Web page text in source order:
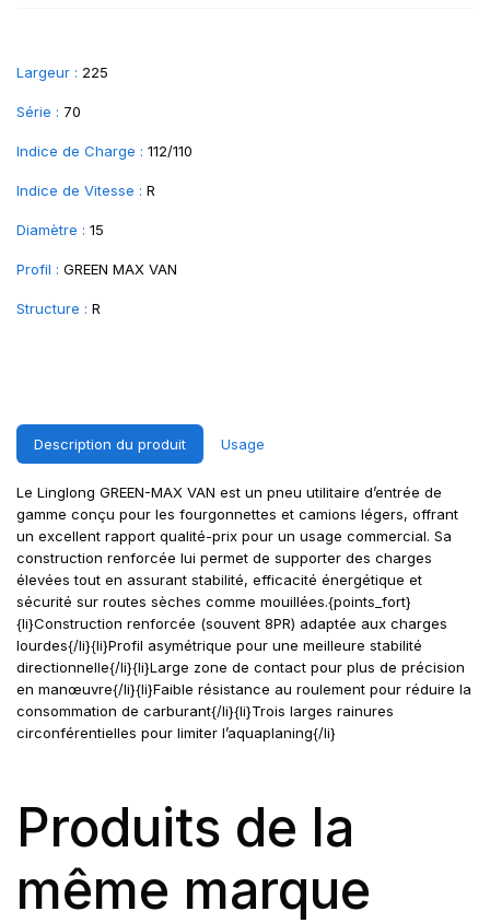
Largeur : 225
Série : 70
Indice de Charge : 112/110
Indice de Vitesse : R
Diamètre : 15
Profil : GREEN MAX VAN
Structure : R
Description du produit Usage
Le Linglong GREEN-MAX VAN est un pneu utilitaire d’entrée de
gamme conçu pour les fourgonnettes et camions légers, offrant
un excellent rapport qualité-prix pour un usage commercial. Sa
construction renforcée lui permet de supporter des charges
élevées tout en assurant stabilité, efficacité énergétique et
sécurité sur routes sèches comme mouillées.{points_fort}
{li}Construction renforcée (souvent 8PR) adaptée aux charges
lourdes{/li}{li}Profil asymétrique pour une meilleure stabilité
directionnelle{/li}{li}Large zone de contact pour plus de précision
en manœuvre{/li}{li}Faible résistance au roulement pour réduire la
consommation de carburant{/li}{li}Trois larges rainures
circonférentielles pour limiter l’aquaplaning{/li}
Produits de la
même marque